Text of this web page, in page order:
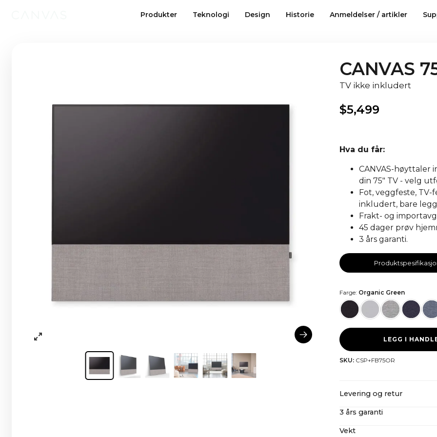
Produkter Teknologi Design Historie Anmeldelser / artikler
CANVAS
TV ikke inkludert
$5,499
Hva du får:
CANVAS-høyttaler
din 75" TV - velg
Fot, veggfeste,
inkludert, bare
Frakt- og
45 dager prøv
3 års garanti.
Farge: Organic Green
LEGG I
SKU: CSP+FB75OR
Levering og retur
CANVAS tilbyr gratis frakt
mer om våre
3 års garanti
Selv etter vår utvidede 3-
Vekt